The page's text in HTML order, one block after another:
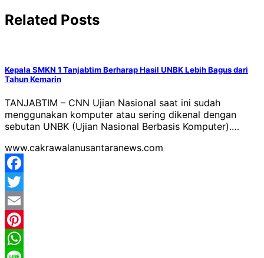
Related Posts
Kepala SMKN 1 Tanjabtim Berharap Hasil UNBK Lebih Bagus dari
Tahun Kemarin
TANJABTIM – CNN Ujian Nasional saat ini sudah
menggunakan komputer atau sering dikenal dengan
sebutan UNBK (Ujian Nasional Berbasis Komputer).…
www.cakrawalanusantaranews.com
Facebook
Twitter
Email
Pinterest